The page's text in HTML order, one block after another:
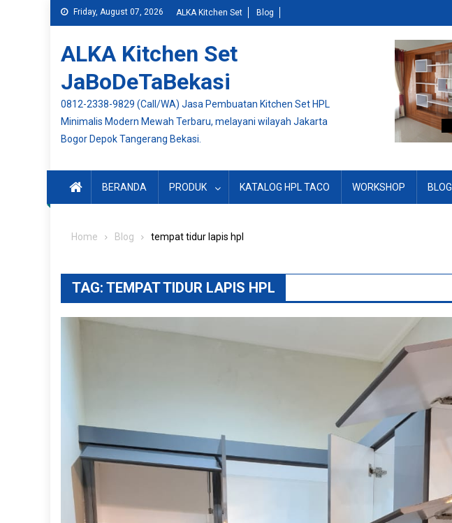
Friday, August 07, 2026 ALKA Kitchen Set Blog
ALKA Kitchen Set
JaBoDeTaBekasi
0812-2338-9829 (Call/WA) Jasa Pembuatan Kitchen Set HPL
Minimalis Modern Mewah Terbaru, melayani wilayah Jakarta
Bogor Depok Tangerang Bekasi.
BERANDA PRODUK KATALOG HPL TACO WORKSHOP BLOG
Home Blog tempat tidur lapis hpl
TAG: TEMPAT TIDUR LAPIS HPL